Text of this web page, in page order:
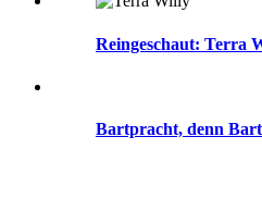
Reingeschaut: Terra
Bartpracht, denn